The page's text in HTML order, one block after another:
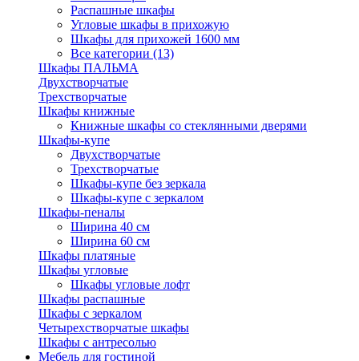
Распашные шкафы
Угловые шкафы в прихожую
Шкафы для прихожей 1600 мм
Все категории (13)
Шкафы ПАЛЬМА
Двухстворчатые
Трехстворчатые
Шкафы книжные
Книжные шкафы со стеклянными дверями
Шкафы-купе
Двухстворчатые
Трехстворчатые
Шкафы-купе без зеркала
Шкафы-купе с зеркалом
Шкафы-пеналы
Ширина 40 см
Ширина 60 см
Шкафы платяные
Шкафы угловые
Шкафы угловые лофт
Шкафы распашные
Шкафы с зеркалом
Четырехстворчатые шкафы
Шкафы с антресолью
Мебель для гостиной